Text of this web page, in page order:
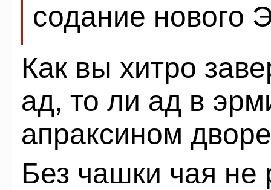
содание нового
Как вы хитро
ад, то ли ад в
апраксином
Без чашки чая не